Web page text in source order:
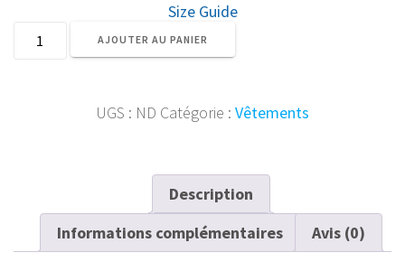
Size Guide
quantité
AJOUTER AU PANIER
UGS : ND Catégorie : Vêtements
Description
Informations complémentaires
Avis (0)